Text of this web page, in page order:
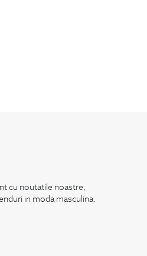
cu noutatile noastre,
in moda masculina.